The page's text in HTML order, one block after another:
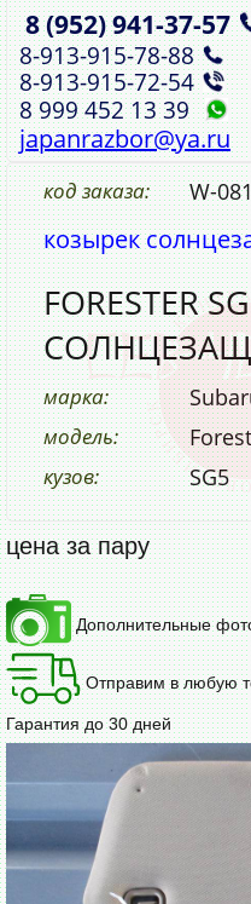
8 (952)941‑37‑57 ,
8‑913‑915‑78‑88
8‑913‑915‑72‑54
8 999 452 13 39
japanrazbor@ya.ru
код заказа: W-
козырек
FORESTER
марка:
модель:
кузов: SG5
цена за пару
Дополнительные
Отправим в любую
Гарантия до 30 дней